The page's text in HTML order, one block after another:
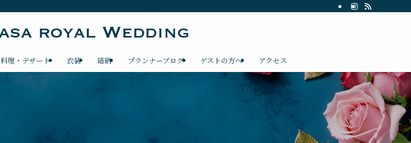
料理・デザート 衣装 結納 プランナーブログ ゲストの方へ アクセス